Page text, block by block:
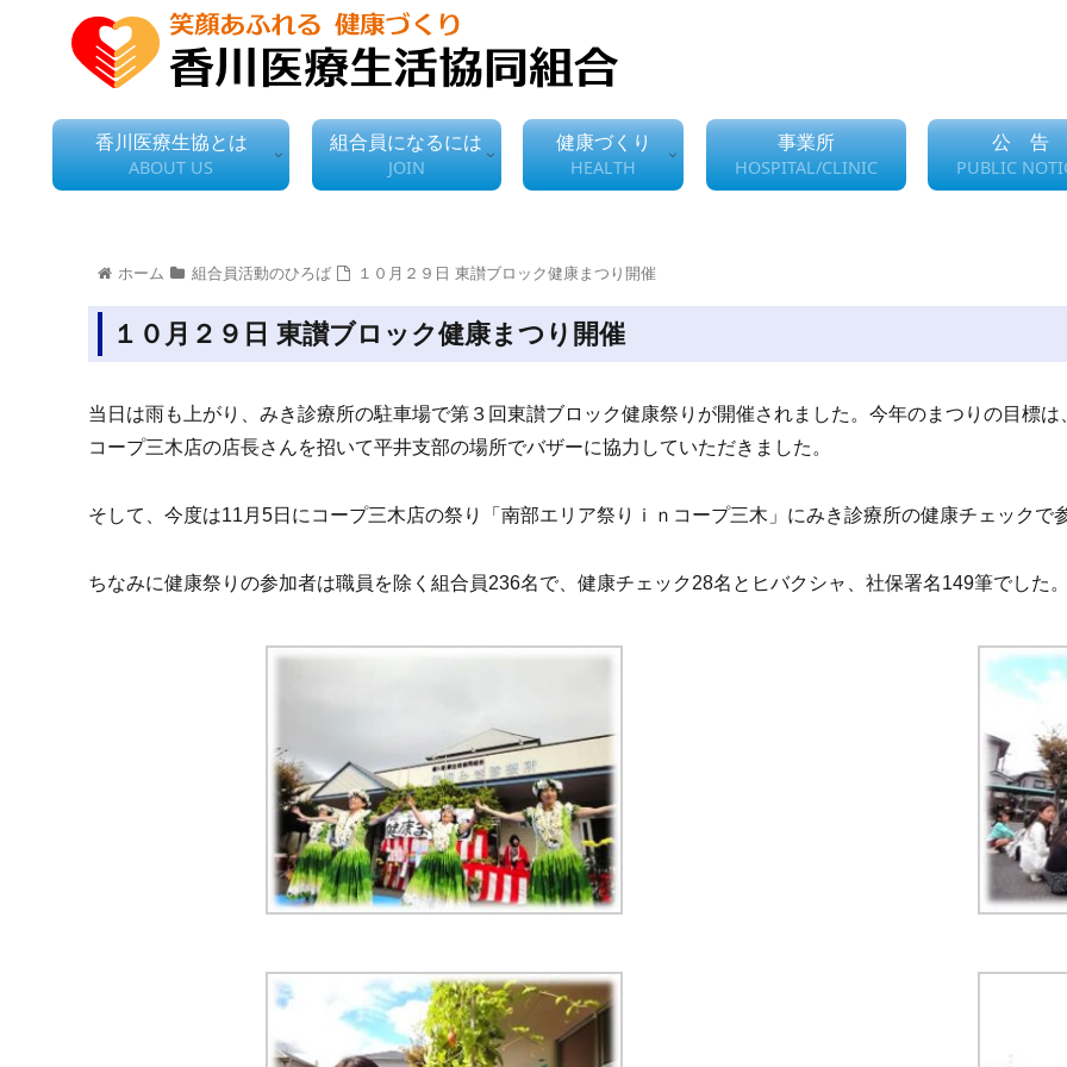
香川医療生協とは
ABOUT US
組合員になるには
JOIN
健康づくり
HEALTH
事業所
HOSPITAL/CLINIC
公 告
PUBLIC
ホーム 組合員活動のひろば １０月２９日 東讃ブロック健康まつり開催
１０月２９日 東讃ブロック健康まつり開催
当日は雨も上がり、みき診療所の駐車場で第３回東讃ブロック健康祭りが開催されました。今年のまつりの目標
コープ三木店の店長さんを招いて平井支部の場所でバザーに協力していただきました。
そして、今度は11月5日にコープ三木店の祭り「南部エリア祭りｉｎコープ三木」にみき診療所の健康チェックで
ちなみに健康祭りの参加者は職員を除く組合員236名で、健康チェック28名とヒバクシャ、社保署名149筆でした